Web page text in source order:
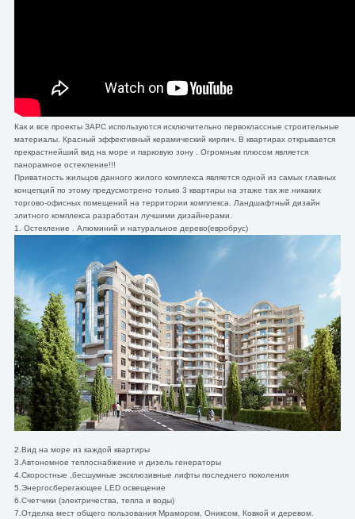
Как и все проекты ЗАРС используются исключительно первоклассные строительные
материалы. Красный эффективный керамический кирпич. В квартирах открывается
прекрастнейший вид на море и парковую зону . Огромным плюсом является
панорамное остекление!!!
Приватность жильцов данного жилого комплекса является одной из самых главных
концепций по этому предусмотрено только 3 квартиры на этаже так же никаких
торгово-офисных помещений на территории комплекса. Ландшафтный дизайн
элитного комплекса разработан лучшими дизайнерами.
1. Остекление . Алюминий и натуральное дерево(евробрус)
2.Вид на море из каждой квартиры
3.Автономное теплоснабжение и дизель генераторы
4.Скоростные ,бесшумные эксклюзивные лифты последнего поколения
5.Энергосберегающее LED освещение
6.Счетчики (электричества, тепла и воды)
7.Отделка мест общего пользования Мрамором, Ониксом, Ковкой и деревом.